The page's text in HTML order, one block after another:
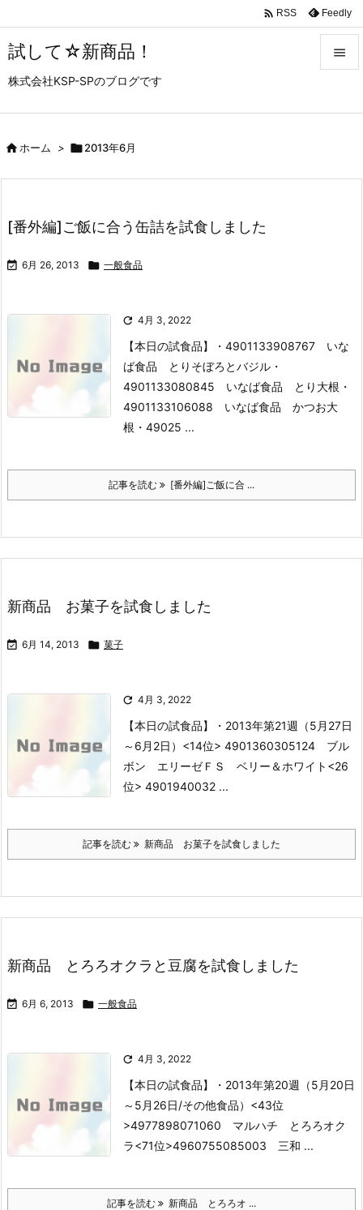
試して☆新商品！
株式会社KSP-SPのブログです

 RSS Feedly
ホーム > 2013年6月
[番外編]ご飯に合う缶詰を試食しました
 6月 26, 2013  一般食品
 4月 3, 2022
【本日の試食品】
・4901133908767 いな
ば食品 とりそぼろとバジル ・
4901133080845 いなば食品 とり大根 ・
4901133106088 いなば食品 かつお大
根 ・49025 ...
記事を読む [番外編]ご飯に合 ...
新商品 お菓子を試食しました
 6月 14, 2013  菓子
 4月 3, 2022
【本日の試食品】
・2013年第21週（5月27日
～6月2日） <14位> 4901360305124 ブル
ボン エリーゼＦＳ ベリー＆ホワイト <26
位> 4901940032 ...
記事を読む 新商品 お菓子を試食しました
新商品 とろろオクラと豆腐を試食しました
 6月 6, 2013  一般食品
 4月 3, 2022
【本日の試食品】
・2013年第20週（5月20日
～5月26日/その他食品） <43位
>4977898071060 マルハチ とろろオク
ラ<71位>4960755085003 三和 ...
記事を読む 新商品 とろろオ ...